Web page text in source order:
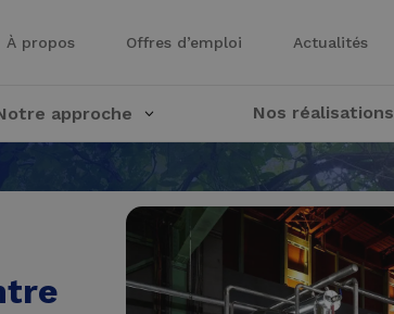
À propos Offres d’emploi Actualités
approche Nos réalisations